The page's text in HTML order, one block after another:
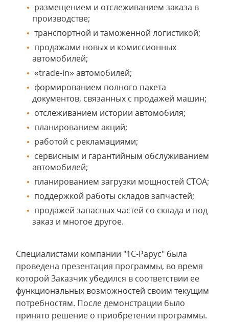
размещением и отслеживанием заказа в
производстве;
транспортной и таможенной логистикой;
продажами новых и комиссионных
автомобилей;
«trade-in» автомобилей;
формированием полного пакета
документов, связанных с продажей машин;
отслеживанием истории автомобиля;
планированием акций;
работой с рекламациями;
сервисным и гарантийным обслуживанием
автомобилей;
планированием загрузки мощностей СТОА;
поддержкой работы складов запчастей;
продажей запасных частей со склада и под
заказ и многое другое.
Специалистами компании "1С-Рарус" была
проведена презентация программы, во время
которой Заказчик убедился в соответствии ее
функциональных возможностей своим текущим
потребностям. После демонстрации было
принято решение о приобретении программы.